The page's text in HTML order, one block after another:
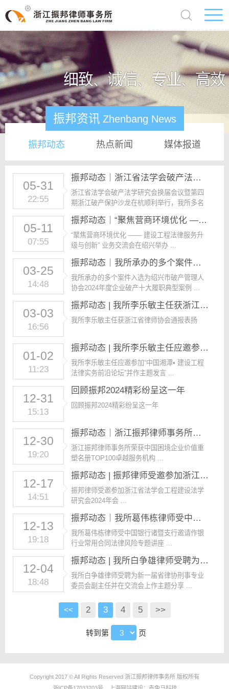
振邦资讯 Zhenbang News
振邦动态 热点新闻 媒体报道
05-31
22:55
振邦动态｜浙江省法学会破产法学研究会换届会议暨第四期浙江破产保护沙龙在杭顺利举行，我所多名律师当选研究会理事、常务理事
浙江省法学会破产法学研究会换届会议暨第四
期浙江破产保护沙龙在杭顺利举行，我所多名
05-11
07:55
振邦动态｜“聚焦营商环境优化 —— 建设工程法律服务升级与创新” 业务交流会在绍兴举办
“聚焦营商环境优化 —— 建设工程法律服务升
级与创新” 业务交流会在绍兴举办 ...
03-25
14:48
振邦动态｜我所承办的多个案件入选为绍兴市破产管理人协会2024年度企业破产十大履职典型案例
我所承办的多个案件入选为绍兴市破产管理人
协会2024年度企业破产十大履职典型案例 ...
03-03
16:56
振邦动态 | 我所李乐敏主任获浙江省律师协会通报表扬
我所李乐敏主任获浙江省律师协会通报表扬
01-02
11:23
振邦动态 | 我所李乐敏主任应邀参加“中国湘潭• 建设工程法律实务前沿论坛”并作主题发言
我所李乐敏主任应邀参加“中国湘潭• 建设工程
法律实务前沿论坛”并作主题发言 ...
12-31
15:13
回顾振邦2024精彩纷呈这一年
回顾振邦2024精彩纷呈这一年
12-30
19:20
振邦动态｜浙江振邦律师事务所荣获中国困境企业价值重塑名册TOP100卓越服务机构
浙江振邦律师事务所荣获中国困境企业价值重
塑名册TOP100卓越服务机构 ...
12-17
14:51
振邦动态 | 振邦律师受邀参加浙江省法学会工程建设法学研究会2024年会
振邦律师受邀参加浙江省法学会工程建设法学
研究会2024年会 ...
12-13
19:18
振邦动态｜我所葛伟栋律师受中国银行诸暨支行邀请作银行业常用合同法律风险专题讲座
我所葛伟栋律师受中国银行诸暨支行邀请作银
行业常用合同法律风险专题讲座 ...
12-04
18:48
振邦动态 | 我所白争雄律师受聘为新一届省律协刑事专业委员会副主任并在交流会上作主题分享
我所白争雄律师受聘为新一届省律协刑事专业
委员会副主任并在交流会上作主题分享 ...
<< 2 3 4 5 >>
转到第 页
Copyright 2017 © All Rights Reserved 浙江振邦律师事务所 版权所有